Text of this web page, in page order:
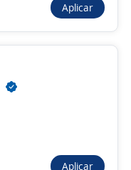
Aplicar
Aplicar